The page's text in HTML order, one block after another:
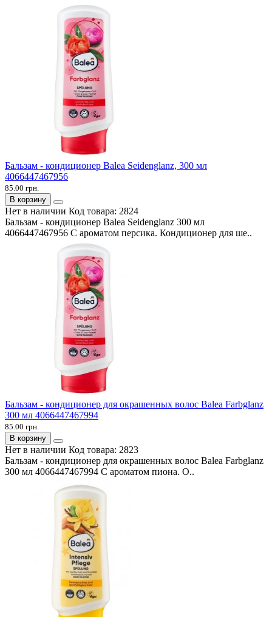
Бальзам - кондиционер Balea Seidenglanz, 300 мл
4066447467956
85.00 грн.
В корзину
Нет в наличии Код товара: 2824
Бальзам - кондиционер Balea Seidenglanz 300 мл
4066447467956 С ароматом персика. Кондиционер для ше..
Бальзам - кондиционер для окрашенных волос Balea Farbglanz
300 мл 4066447467994
85.00 грн.
В корзину
Нет в наличии Код товара: 2823
Бальзам - кондиционер для окрашенных волос Balea Farbglanz
300 мл 4066447467994 С ароматом пиона. О..